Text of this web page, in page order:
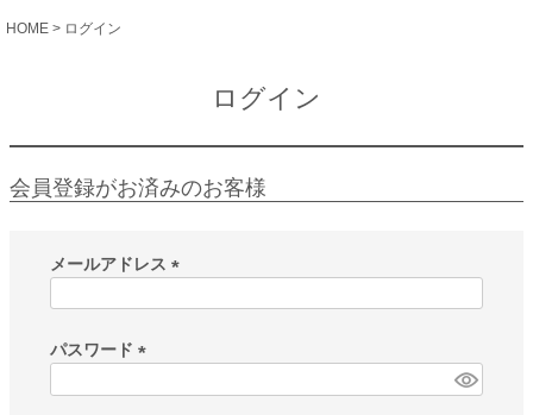
HOME ログイン
ログイン
会員登録がお済みのお客様
メールアドレス
)
パスワード